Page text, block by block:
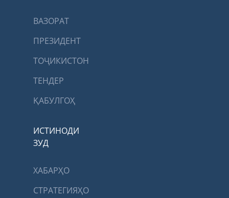
ВАЗОРАТ
ПРЕЗИДЕНТ
ТОҶИКИСТОН
ТЕНДЕР
ҚАБУЛГОҲ
ИСТИНОДИ
ЗУД
ХАБАРҲО
СТРАТЕГИЯҲО